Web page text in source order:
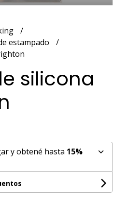
estampado
silicona
y obtené hasta 15%